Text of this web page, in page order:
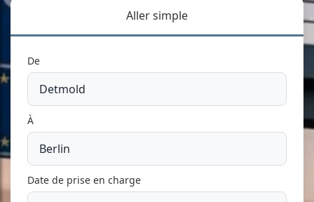
Aller simple
De
À
Date de prise en charge